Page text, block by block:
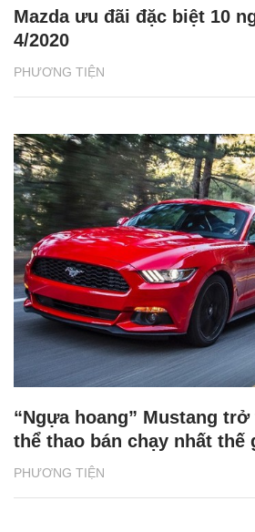
PHƯƠNG TIỆN
Mazda ưu đãi đặc biệt 10
4/2020
PHƯƠNG TIỆN
“Ngựa hoang” Mustang
thể thao bán chạy nhất thế